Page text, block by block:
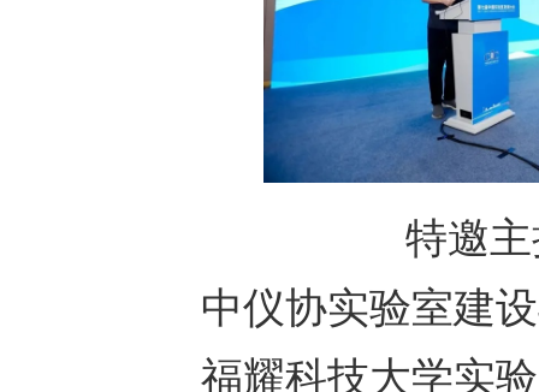
特邀
中仪协实验室建
福耀科技大学实